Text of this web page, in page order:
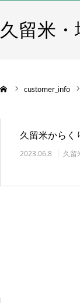
久留米
customer_info
久留米からく
2023.06.8
久留